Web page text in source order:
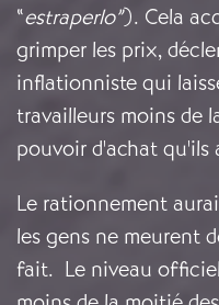
“estraperlo”). Cela
grimper les prix,
inflationniste qui
travailleurs moins de
pouvoir d'achat qu'ils
Le rationnement
les gens ne meurent
fait. Le niveau